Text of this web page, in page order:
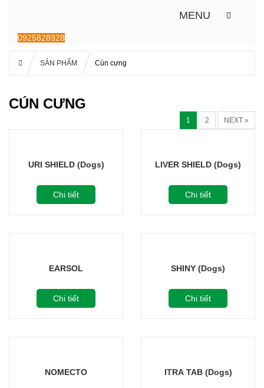
MENU
0925828928
SẢN PHẨM Cún cưng
CÚN CƯNG
1 2 NEXT »
URI SHIELD (Dogs)
Chi tiết
LIVER SHIELD (Dogs)
Chi tiết
EARSOL
Chi tiết
SHINY (Dogs)
Chi tiết
NOMECTO ITRA TAB (Dogs)